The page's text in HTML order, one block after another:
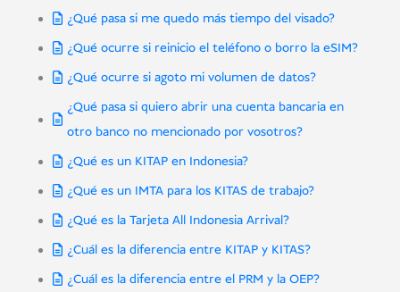
¿Qué pasa si me quedo más tiempo del visado?
¿Qué ocurre si reinicio el teléfono o borro la eSIM?
¿Qué ocurre si agoto mi volumen de datos?
¿Qué pasa si quiero abrir una cuenta bancaria en
otro banco no mencionado por vosotros?
¿Qué es un KITAP en Indonesia?
¿Qué es un IMTA para los KITAS de trabajo?
¿Qué es la Tarjeta All Indonesia Arrival?
¿Cuál es la diferencia entre KITAP y KITAS?
¿Cuál es la diferencia entre el PRM y la OEP?